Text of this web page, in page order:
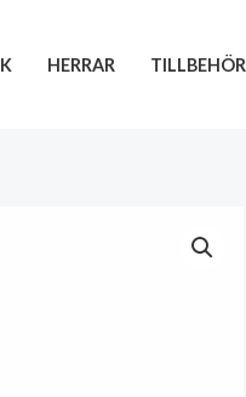
HERRAR TILLBEHÖR